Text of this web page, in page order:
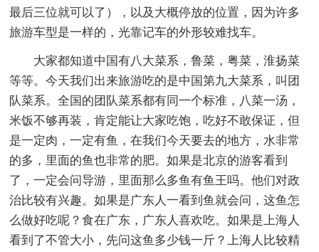
最后三位就可以了），以及大概停放的位置，因为许多
旅游车型是一样的，光靠记车的外形较难找车。
大家都知道中国有八大菜系，鲁菜，粤菜，淮扬菜
等等。今天我们出来旅游吃的是中国第九大菜系，叫团
队菜系。全国的团队菜系都有同一个标准，八菜一汤，
米饭不够再装，肯定能让大家吃饱，吃好不敢保证，但
是一定肉，一定有鱼，在我们今天要去的地方，水非常
的多，里面的鱼也非常的肥。如果是北京的游客看到
了，一定会问导游，里面那么多鱼有鱼王吗。他们对政
治比较有兴趣。如果是广东人一看到鱼就会问，这鱼怎
么做好吃呢？食在广东，广东人喜欢吃。如果是上海人
看到了不管大小，先问这鱼多少钱一斤？上海人比较精